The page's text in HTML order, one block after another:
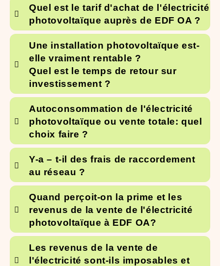
Quel est le tarif d'achat de l'électricité
photovoltaïque auprès de EDF OA ?
Une installation photovoltaïque est-
elle vraiment rentable ?
Quel est le temps de retour sur
investissement ?
Autoconsommation de l'électricité
photovoltaïque ou vente totale: quel
choix faire ?
Y-a – t-il des frais de raccordement
au réseau ?
Quand perçoit-on la prime et les
revenus de la vente de l'électricité
photovoltaïque à EDF OA?
Les revenus de la vente de
l'électricité sont-ils imposables et